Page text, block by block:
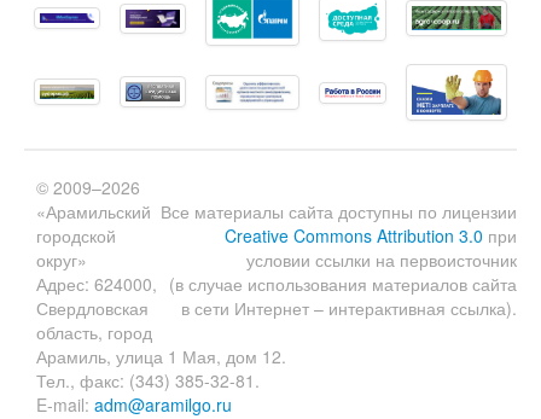
Все материалы сайта доступны по лицензии
Creative Commons Attribution 3.0 при
условии ссылки на первоисточник
(в случае использования материалов сайта
в сети Интернет – интерактивная ссылка).
© 2009–2026
«Арамильский
городской
округ»
Адрес: 624000,
Свердловская
область, город
Арамиль, улица 1 Мая, дом 12.
Тел., факс: (343) 385-32-81.
E-mail: adm@aramilgo.ru